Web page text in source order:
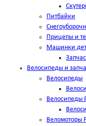
Питбайки
Прицепы и
Машинки
Велосипеды и
Велосипеды
Велосипеды
Веломоторы